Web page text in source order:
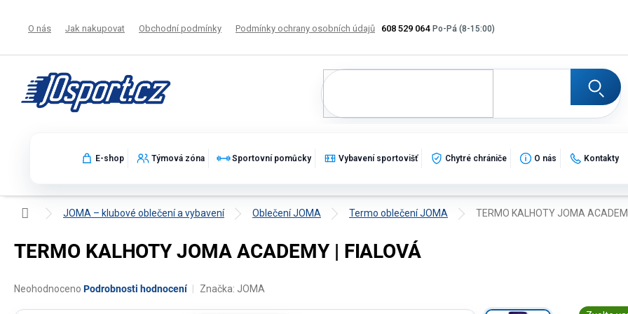
608 529 064
O nás Jak nakupovat Obchodní podmínky Podmínky ochrany osobních údajů Výměna, vrácení a reklamace zboží
E-shop Týmová zóna Sportovní pomůcky Vybavení sportovišť Chytré chrániče O nás Kontakty
Domů JOMA – klubové oblečení a vybavení Oblečení JOMA Termo oblečení JOMA TERMO KALHOTY JOMA
TERMO KALHOTY JOMA ACADEMY | FIALOVÁ
Průměrné
Neohodnoceno Podrobnosti hodnocení Značka: JOMA